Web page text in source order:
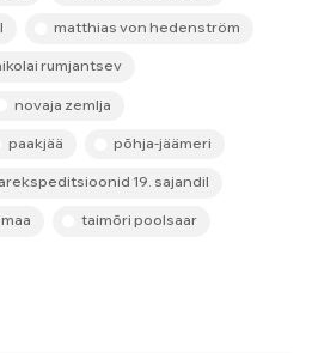
matthias von hedenström
rumjantsev
novaja zemlja
paakjää põhja-jäämeri
19. sajandil
taimõri poolsaar